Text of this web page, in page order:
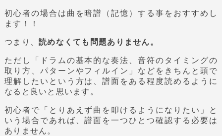
初心者の場合は曲を暗譜（記憶）する事をおすすめし
ます！！
つまり、読めなくても問題ありません。
ただし「ドラムの基本的な奏法、音符のタイミングの
取り方、パターンやフィルイン」などをきちんと頭で
理解したいという方は、譜面をある程度読めるように
なると良いと思います。
初心者で「とりあえず曲を叩けるようになりたい」と
いう場合であれば、譜面を一つひとつ確認する必要は
ありません。